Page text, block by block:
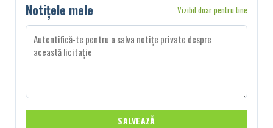
Notițele mele Vizibil doar pentru tine
SALVEAZĂ